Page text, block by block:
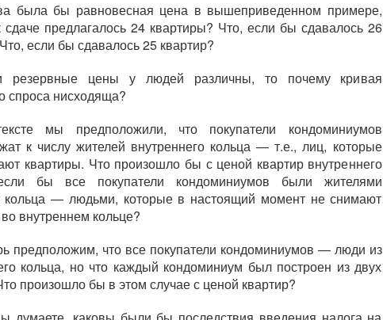
была бы равновесная цена в вышеприведенном примере,
предлагалось 24 квартиры? Что, если бы сдавалось 26
если бы сдавалось 25 квартир?
резервные цены у людей различны, то почему кривая
спроса нисходяща?
мы предположили, что покупатели кондоминиумов
к числу жителей внутреннего кольца — т.е., лиц, которые
квартиры. Что произошло бы с ценой квартир внутреннего
бы все покупатели кондоминиумов были жителями
кольца — людьми, которые в настоящий момент не снимают
внутреннем кольце?
предположим, что все покупатели кондоминиумов — люди из
кольца, но что каждый кондоминиум был построен из двух
произошло бы в этом случае с ценой квартир?